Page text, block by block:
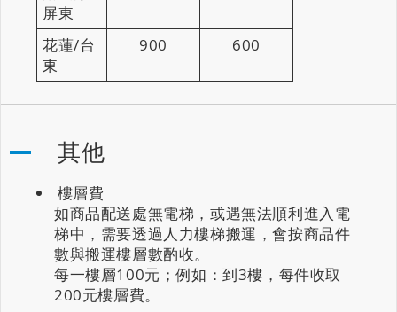
屏東
花蓮/台
東
900 600
其他
樓層費
如商品配送處無電梯，或遇無法順利進入電
梯中，需要透過人力樓梯搬運，會按商品件
數與搬運樓層數酌收。
每一樓層100元；例如：到3樓，每件收取
200元樓層費。